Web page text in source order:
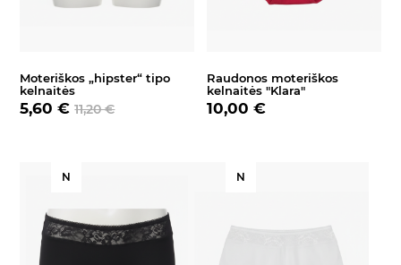
Moteriškos „hipster“ tipo
kelnaitės
5,60 €11,20 €
Raudonos moteriškos
kelnaitės "Klara"
10,00 €
N N